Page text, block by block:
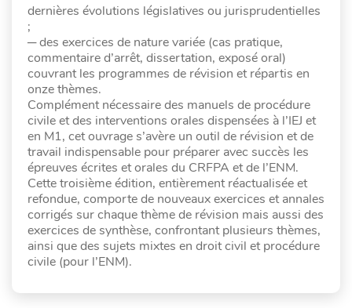
dernières évolutions législatives ou jurisprudentielles
;
─ des exercices de nature variée (cas pratique,
commentaire d’arrêt, dissertation, exposé oral)
couvrant les programmes de révision et répartis en
onze thèmes.
Complément nécessaire des manuels de procédure
civile et des interventions orales dispensées à l’IEJ et
en M1, cet ouvrage s’avère un outil de révision et de
travail indispensable pour préparer avec succès les
épreuves écrites et orales du CRFPA et de l’ENM.
Cette troisième édition, entièrement réactualisée et
refondue, comporte de nouveaux exercices et annales
corrigés sur chaque thème de révision mais aussi des
exercices de synthèse, confrontant plusieurs thèmes,
ainsi que des sujets mixtes en droit civil et procédure
civile (pour l’ENM).